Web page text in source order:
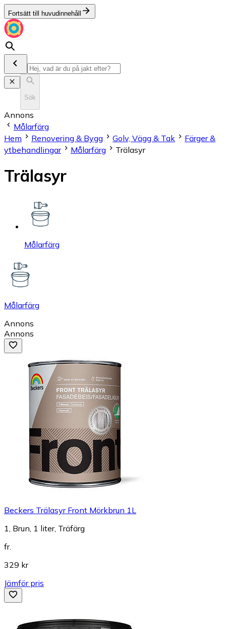
Fortsätt till huvudinnehåll
Sök
Annons
Målarfärg
Hem
Renovering & Bygg Golv, Vägg & Tak
Färger &
ytbehandlingar
Målarfärg Trälasyr
Trälasyr
Målarfärg
Målarfärg
Annons
Annons
Beckers Trälasyr Front Mörkbrun 1L
1, Brun, 1 liter, Träfärg
fr.
329 kr
Jämför pris